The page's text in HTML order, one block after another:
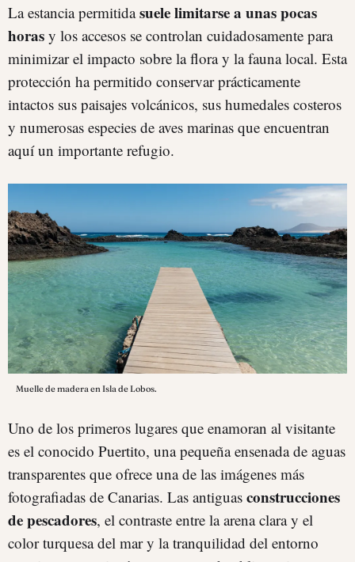
La estancia permitidasuele limitarse a unas pocas
horas y los accesos se controlan cuidadosamente para
minimizar el impacto sobre la flora y la fauna local. Esta
protección ha permitido conservar prácticamente
intactos sus paisajes volcánicos, sus humedales costeros
y numerosas especies de aves marinas que encuentran
aquí un importante refugio.
Muelle de madera en Isla de Lobos.
Uno de los primeros lugares que enamoran al visitante
es el conocido Puertito, una pequeña ensenada de aguas
transparentes que ofrece una de las imágenes más
fotografiadas de Canarias. Las antiguas construcciones
de pescadores, el contraste entre la arena clara y el
color turquesa del mar y la tranquilidad del entorno